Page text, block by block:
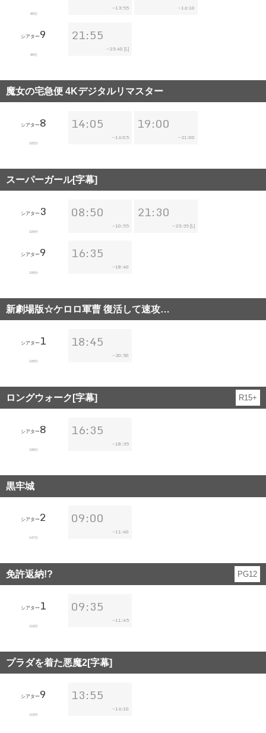
89分
~13:55 ~16:10
シアター9
89分
21:55
~ 23:40 [L]
魔女の宅急便 4Kデジタルリマスター
シアター8
102分
14:05
~16:05
19:00
~ 21:00
スーパーガール[字幕]
シアター 3
109分
08:50
~10:55
21:30
~ 23:35 [L]
シアター9
109分
16:35
~18:40
新劇場版☆ケロロ軍曹 復活して速攻…
シアター 1
109分
18:45
~ 20:50
ロングウォーク[字幕] R15+
シアター8
108分
16:35
~ 18:35
黒牢城
シアター2
147分
09:00
~11:40
免許返納!? PG12
シアター 1
119分
09:35
~11:45
プラダを着た悪魔2[字幕]
シアター9
119分
13:55
~16:10